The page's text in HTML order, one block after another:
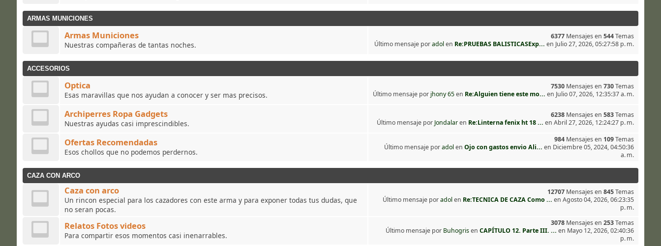
ARMAS MUNICIONES
Armas Municiones
Nuestras compañeras de tantas noches.
6377Mensajes en 544Temas
Último mensaje poradolen Re:PRUEBAS BALISTICASExp... en Julio 27, 2026, 05:27:58 p. m.
ACCESORIOS
Optica
Esas maravillas que nos ayudan a conocer y ser mas precisos.
7530Mensajes en 730Temas
Último mensaje por jhony 65en Re:Alguien tiene este mo... en Julio 07, 2026, 12:35:37 a. m.
Archiperres Ropa Gadgets
Nuestras ayudas casi imprescindibles.
6238Mensajes en 583Temas
Último mensaje por Jondalaren Re:Linterna fenix ht 18 ... en Abril 27, 2026, 12:24:27 p. m.
Ofertas Recomendadas
Esos chollos que no podemos perdernos.
984Mensajes en 109Temas
Último mensaje poradolen Ojo con gastos envio Ali... en Diciembre 05, 2024, 04:50:36
a. m.
CAZA CON ARCO
Caza con arco
Un rincon especial para los cazadores con este arma y para exponer todas tus dudas, que
no seran pocas.
12707Mensajes en 845Temas
Último mensaje poradolen Re:TECNICA DE CAZA Como ... en Agosto 04, 2026, 06:23:35
p. m.
Relatos Fotos videos
Para compartir esos momentos casi inenarrables.
3078Mensajes en 253Temas
Último mensaje por Buhogrisen CAPÍTULO 12. Parte III. ... en Mayo 12, 2026, 02:40:36
p. m.